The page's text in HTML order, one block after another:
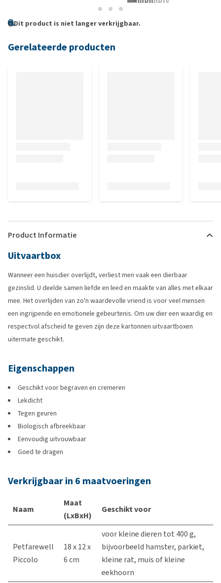
Dit product is niet langer verkrijgbaar.
Gerelateerde producten
Product Informatie
Uitvaartbox
Wanneer een huisdier overlijdt, verliest men vaak een dierbaar
gezinslid. U deelde samen liefde en leed en maakte van alles met elkaar
mee. Het overlijden van zo'n waardevolle vriend is voor veel mensen
een ingrijpende en emotionele gebeurtenis. Om uw dier een waardig en
respectvol afscheid te geven zijn deze kartonnen uitvaartboxen
uitermate geschikt.
Eigenschappen
Geschikt voor begraven en cremeren
Lekdicht
Tegen geuren
Biologisch afbreekbaar
Eenvoudig uitvouwbaar
Goed te dragen
Verkrijgbaar in 6 maatvoeringen
Naam
Maat
(LxBxH)
Geschikt voor
Petfarewell
Piccolo
18 x 12 x
6 cm
voor kleine dieren tot 400 g,
bijvoorbeeld hamster, parkiet,
kleine rat, muis of kleine
eekhoorn